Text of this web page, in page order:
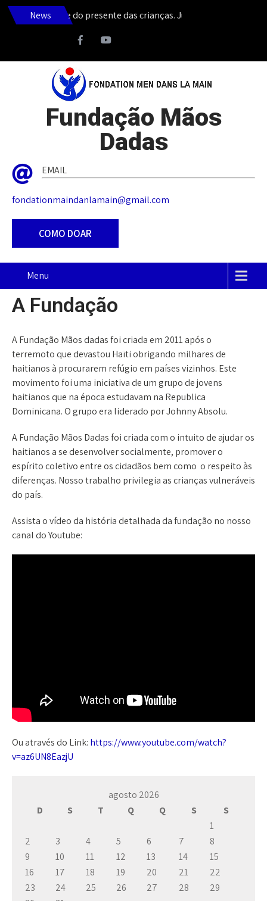
News
Haiti depende do presente das crianças. Junte-se a nós nesta
Fundação Mãos
Dadas
EMAIL
fondationmaindanlamain@gmail.com
COMO DOAR
Menu
A Fundação
A Fundação Mãos dadas foi criada em 2011 após o
terremoto que devastou Haïti obrigando milhares de
haitianos à procurarem refúgio em países vizinhos. Este
movimento foi uma iniciativa de um grupo de jovens
haitianos que na época estudavam na Republica
Dominicana. O grupo era liderado por Johnny Absolu.
A Fundação Mãos Dadas foi criada com o intuito de ajudar os
haitianos a se desenvolver socialmente, promover o
espírito coletivo entre os cidadãos bem como o respeito às
diferenças. Nosso trabalho privilegia as crianças vulneráveis
do país.
Assista o vídeo da história detalhada da fundação no nosso
canal do Youtube:
Ou através do Link: https://www.youtube.com/watch?
v=az6UN8EazjU
agosto 2026
D
S T Q Q S
S
1
2
3 4 5 6 7
8
9
10 11 12 13 14
15
16
17 18 19 20 21
22
23
24 25 26 27 28
29